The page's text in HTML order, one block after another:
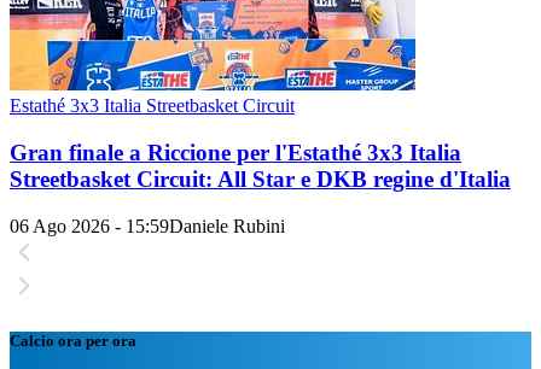
Estathé 3x3 Italia Streetbasket Circuit
Gran finale a Riccione per l'Estathé 3x3 Italia
Streetbasket Circuit: All Star e DKB regine d'Italia
06 Ago 2026 - 15:59Daniele Rubini
Calcio ora per ora